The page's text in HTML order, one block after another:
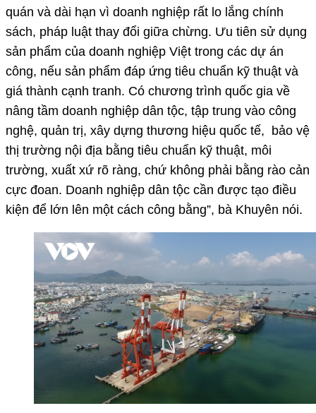
quán và dài hạn vì doanh nghiệp rất lo lắng chính
sách, pháp luật thay đổi giữa chừng. Ưu tiên sử dụng
sản phẩm của doanh nghiệp Việt trong các dự án
công, nếu sản phẩm đáp ứng tiêu chuẩn kỹ thuật và
giá thành cạnh tranh. Có chương trình quốc gia về
nâng tầm doanh nghiệp dân tộc, tập trung vào công
nghệ, quản trị, xây dựng thương hiệu quốc tế, bảo vệ
thị trường nội địa bằng tiêu chuẩn kỹ thuật, môi
trường, xuất xứ rõ ràng, chứ không phải bằng rào cản
cực đoan. Doanh nghiệp dân tộc cần được tạo điều
kiện để lớn lên một cách công bằng”, bà Khuyên nói.